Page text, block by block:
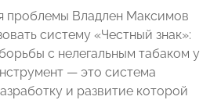
проблемы Владлен Максимов
систему «Честный знак»:
с нелегальным табаком у
— это система
и развитие которой